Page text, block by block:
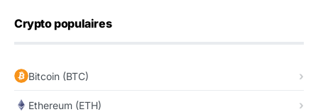
Crypto populaires
Bitcoin (BTC)
Ethereum (ETH)